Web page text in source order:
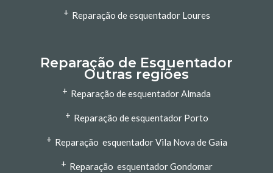
+ Reparação de esquentador Loures
Reparação de Esquentador
Outras regiões
+ Reparação de esquentador Almada
+ Reparação de esquentador Porto
+ Reparação esquentador Vila Nova de Gaia
+ Reparação esquentador Gondomar